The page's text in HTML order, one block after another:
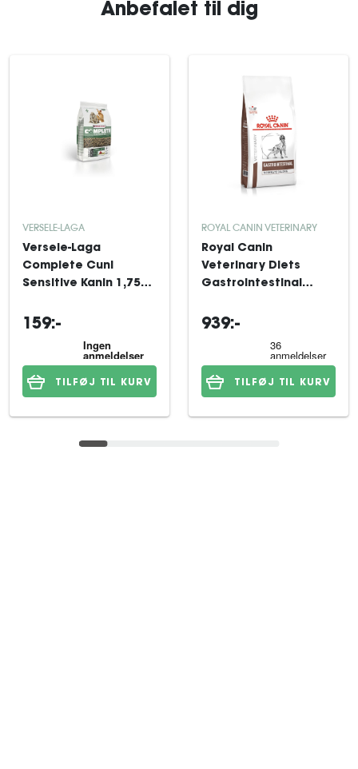
Anbefalet til dig
VERSELE-LAGA
Versele-Laga
Complete Cuni
Sensitive Kanin 1,75
159:-
TILFØJ TIL KURV
ROYAL CANIN VETERINARY
Royal Canin
Veterinary Diets
Gastrointestinal
tørfoder til hund 15
939:-
TILFØJ TIL KURV